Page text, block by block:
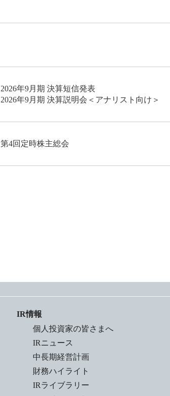
2026年9月期 決算短信発表
2026年9月期 決算説明会＜アナリスト向け＞
第4回定時株主総会
IR情報
個人投資家の皆さまへ
IRニュース
中長期経営計画
財務ハイライト
IRライブラリー